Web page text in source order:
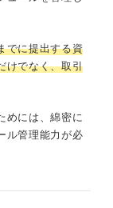
でに提出する資
けでなく、取引
めには、綿密に
ル管理能力が必